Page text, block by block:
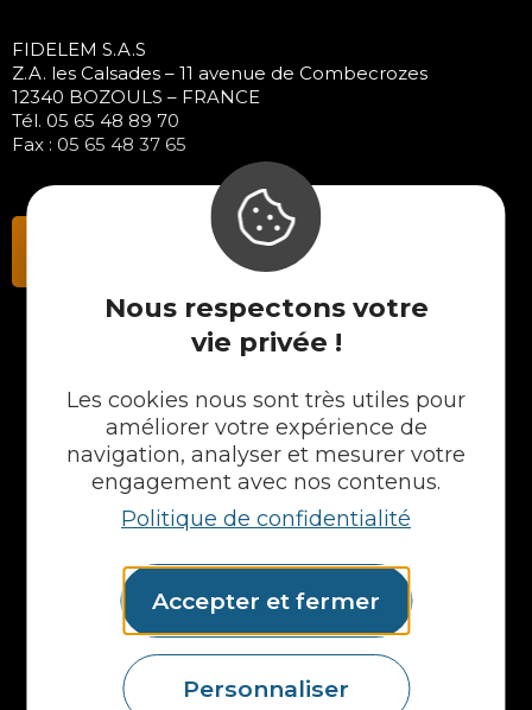
Nous respectons votre
vie privée !
Les cookies nous sont très utiles pour
améliorer votre expérience de
navigation, analyser et mesurer votre
engagement avec nos contenus.
Politique de confidentialité
Accepter et fermer
Personnaliser
FIDELEM S.A.S
Z.A. les Calsades – 11 avenue de Combecrozes
12340 BOZOULS – FRANCE
Tél. 05 65 48 89 70
Fax : 05 65 48 37 65
Contactez-nous
Plans en Stratifié
Plans en Compact
Crédences
Portes et façades
Formes spéciales
Etagères
Accessoires
Plans vasques
Mural